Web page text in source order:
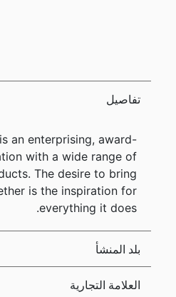
تفاصيل
an enterprising, award-
with a wide range of
The desire to bring
is the inspiration for
everything it does.
بلد المنشأ
العلامة التجارية